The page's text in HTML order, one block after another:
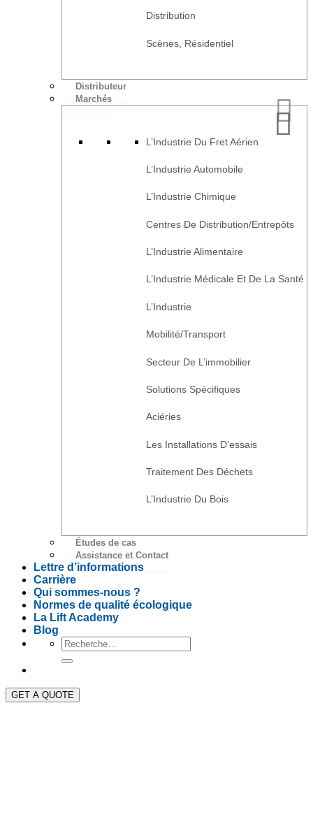
Distribution
Scènes, Résidentiel
Distributeur
Marchés
L’Industrie Du Fret Aérien
L’Industrie Automobile
L’Industrie Chimique
Centres De Distribution/Entrepôts
L’Industrie Alimentaire
L’Industrie Médicale Et De La Santé
L’Industrie
Mobilité/transport
Secteur De L’immobilier
Solutions Spécifiques
Aciéries
Les Installations D’essais
Traitement Des Déchets
L’Industrie Du Bois
Études de cas
Assistance et Contact
Lettre d’informations
Carrière
Qui sommes-nous ?
Normes de qualité écologique
La Lift Academy
Blog
GET A QUOTE